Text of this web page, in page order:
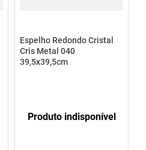
Espelho Redondo Cristal
Cris Metal 040
39,5x39,5cm
Produto indisponível